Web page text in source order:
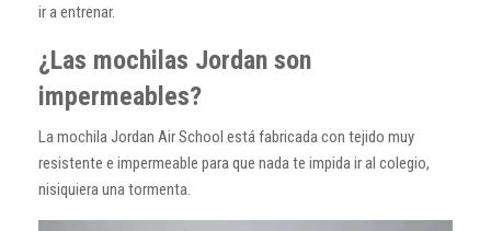
ir a entrenar.
¿Las mochilas Jordan son
impermeables?
La mochila Jordan Air School está fabricada con tejido muy
resistente e impermeable para que nada te impida ir al colegio,
nisiquiera una tormenta.